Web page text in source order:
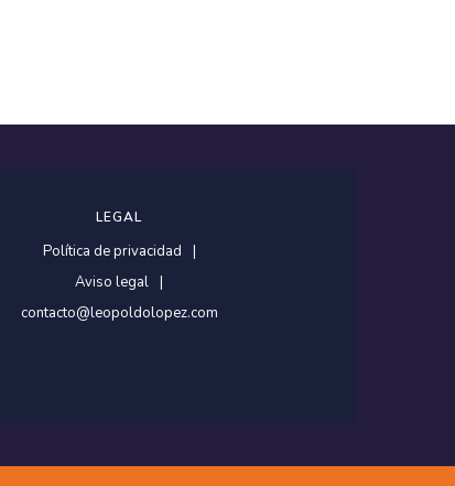
LEGAL
Política de privacidad
Aviso legal
contacto@leopoldolopez.com